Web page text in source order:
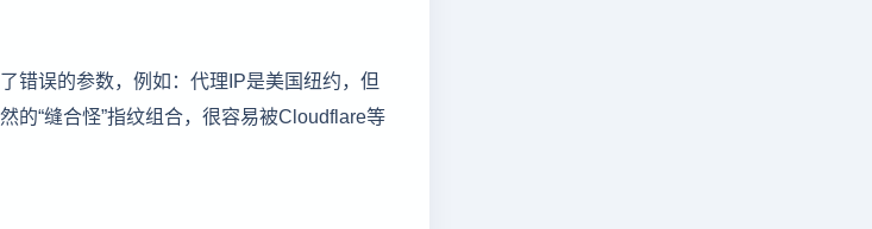
错误的参数，例如：代理IP是美国纽约，但
的“缝合怪”指纹组合，很容易被Cloudflare等